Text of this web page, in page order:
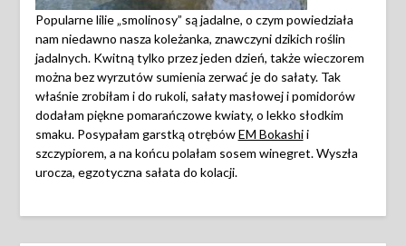
Popularne lilie „smolinosy” są jadalne, o czym powiedziała
nam niedawno nasza koleżanka, znawczyni dzikich roślin
jadalnych. Kwitną tylko przez jeden dzień, także wieczorem
można bez wyrzutów sumienia zerwać je do sałaty. Tak
właśnie zrobiłam i do rukoli, sałaty masłowej i pomidorów
dodałam piękne pomarańczowe kwiaty, o lekko słodkim
smaku. Posypałam garstką otrębówEM Bokashii
szczypiorem, a na końcu polałam sosem winegret. Wyszła
urocza, egzotyczna sałata do kolacji.